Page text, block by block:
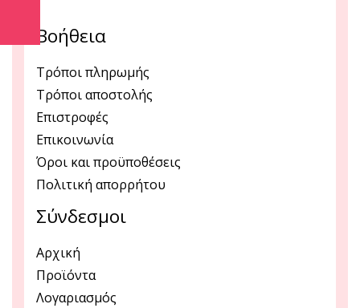
Βοήθεια
Τρόποι πληρωμής
Τρόποι αποστολής
Επιστροφές
Επικοινωνία
Όροι και προϋποθέσεις
Πολιτική απορρήτου
Σύνδεσμοι
Αρχική
Προϊόντα
Λογαριασμός